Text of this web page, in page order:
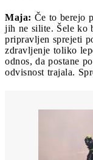
Maja: Če to berejo
jih ne silite. Šele ko
pripravljen sprejeti
zdravljenje toliko
odnos, da postane
odvisnost trajala.